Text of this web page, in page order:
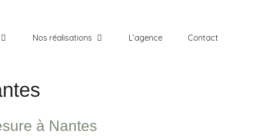
Nos réalisations L’agence Contact
à Nantes